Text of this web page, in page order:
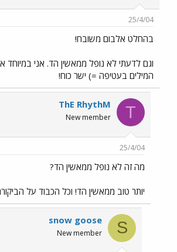
25/4/04
בהחלט אלבום משובח!
וגם לדעתי לא נופל ממאשין הד. אני
המילים בעטיפה =) ישר כוח!
T
ThE RhythM
New member
25/4/04
מה זה לא נופל ממאשין הד?
יותר טוב ממאשין הד! וכל הכבוד על
S
snow goose
New member